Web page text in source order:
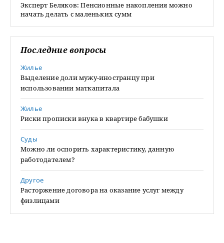
Эксперт Беляков: Пенсионные накопления можно
начать делать с маленьких сумм
Последние вопросы
Жилье
Выделение доли мужу-иностранцу при
использовании маткапитала
Жилье
Риски прописки внука в квартире бабушки
Суды
Можно ли оспорить характеристику, данную
работодателем?
Другое
Расторжение договора на оказание услуг между
физлицами